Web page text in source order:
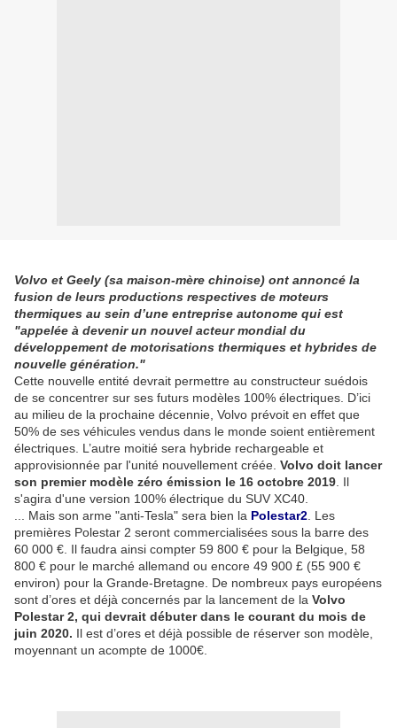
Volvo et Geely (sa maison-mère chinoise) ont annoncé la
fusion de leurs productions respectives de moteurs
thermiques au sein d’une entreprise autonome qui est
"appelée à devenir un nouvel acteur mondial du
développement de motorisations thermiques et hybrides de
nouvelle génération."
Cette nouvelle entité devrait permettre au constructeur suédois
de se concentrer sur ses futurs modèles 100% électriques. D’ici
au milieu de la prochaine décennie, Volvo prévoit en effet que
50% de ses véhicules vendus dans le monde soient entièrement
électriques. L’autre moitié sera hybride rechargeable et
approvisionnée par l'unité nouvellement créée. Volvo doit lancer
son premier modèle zéro émission le 16 octobre 2019 . Il
s'agira d'une version 100% électrique du SUV XC40.
... Mais son arme "anti-Tesla" sera bien la Polestar2 . Les
premières Polestar 2 seront commercialisées sous la barre des
60 000 €. Il faudra ainsi compter 59 800 € pour la Belgique, 58
800 € pour le marché allemand ou encore 49 900 £ (55 900 €
environ) pour la Grande-Bretagne. De nombreux pays européens
sont d’ores et déjà concernés par la lancement de la Volvo
Polestar 2, qui devrait débuter dans le courant du mois de
juin 2020. Il est d’ores et déjà possible de réserver son modèle,
moyennant un acompte de 1000€.